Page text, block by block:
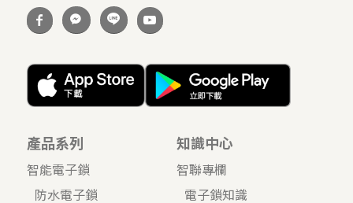
產品系列
智能電子鎖
防水電子鎖
知識中心
智聯專欄
電子鎖知識